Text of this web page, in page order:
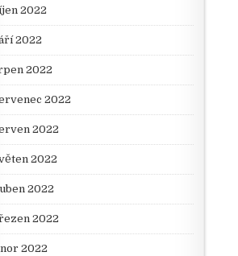
2022
2022
2022
2022
2022
2022
2022
2022
2022